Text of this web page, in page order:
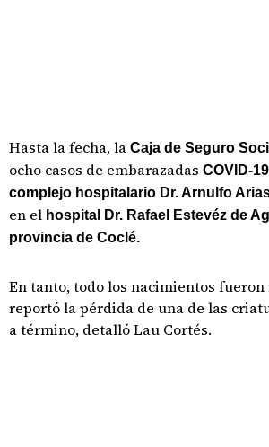
Hasta la fecha, la Caja de Seguro
ocho casos de embarazadas COVID-19
complejo hospitalario Dr. Arnulfo
en el hospital Dr. Rafael Estevéz de
provincia de Coclé.
En tanto, todo los nacimientos fueron
reportó la pérdida de una de las
a término, detalló Lau Cortés.